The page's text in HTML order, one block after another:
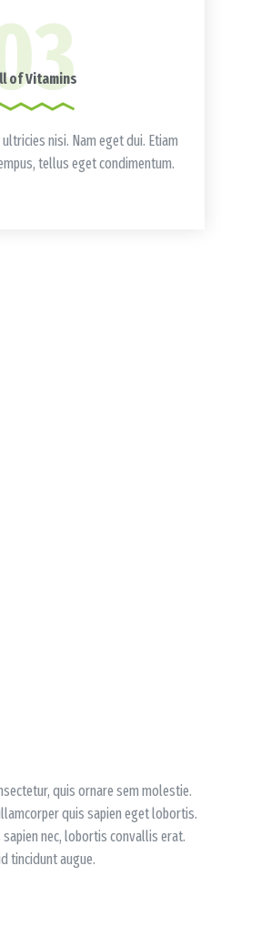
of Vitamins
nisi. Nam eget dui. Etiam
tellus eget condimentum.
quis ornare sem molestie.
quis sapien eget lobortis.
nec, lobortis convallis erat.
tincidunt augue.